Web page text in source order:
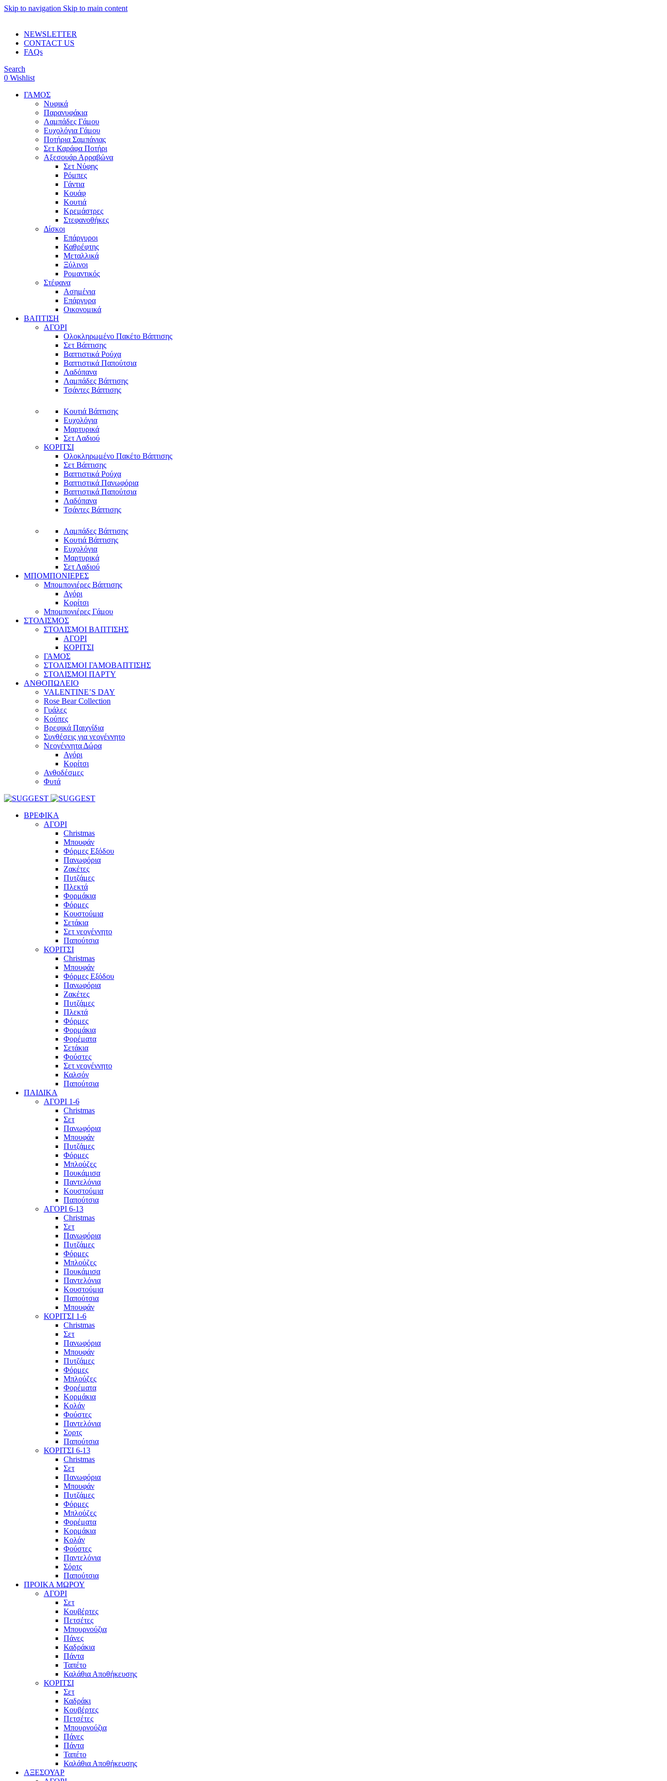
Skip to navigation Skip to main content
NEWSLETTER
CONTACT US
FAQs
Search
0 Wishlist
ΓΑΜΟΣ
Νυφικά
Παρανυφάκια
Λαμπάδες Γάμου
Ευχολόγια Γάμου
Ποτήρια Σαμπάνιας
Σετ Καράφα Ποτήρι
Αξεσουάρ Αρραβώνα
Σετ Νύφης
Ρόμπες
Γάντια
Κουάφ
Κουτιά
Κρεμάστρες
Στεφανοθήκες
Δίσκοι
Επάργυροι
Καθρέφτης
Μεταλλικά
Ξύλινοι
Ρομαντικός
Στέφανα
Ασημένια
Επάργυρα
Οικονομικά
ΒΑΠΤΙΣΗ
ΑΓΟΡΙ
Ολοκληρωμένο Πακέτο Βάπτισης
Σετ Βάπτισης
Βαπτιστικά Ρούχα
Βαπτιστικά Παπούτσια
Λαδόπανα
Λαμπάδες Βάπτισης
Τσάντες Βάπτισης
Κουτιά Βάπτισης
Ευχολόγια
Μαρτυρικά
Σετ Λαδιού
ΚΟΡΙΤΣΙ
Ολοκληρωμένο Πακέτο Βάπτισης
Σετ Βάπτισης
Βαπτιστικά Ρούχα
Βαπτιστικά Πανωφόρια
Βαπτιστικά Παπούτσια
Λαδόπανα
Τσάντες Βάπτισης
Λαμπάδες Βάπτισης
Κουτιά Βάπτισης
Ευχολόγια
Μαρτυρικά
Σετ Λαδιού
ΜΠΟΜΠΟΝΙΕΡΕΣ
Μπομπονιέρες Βάπτισης
Αγόρι
Κορίτσι
Μπομπονιέρες Γάμου
ΣΤΟΛΙΣΜΟΣ
ΣΤΟΛΙΣΜΟΙ ΒΑΠΤΙΣΗΣ
ΑΓΟΡΙ
ΚΟΡΙΤΣΙ
ΓΑΜΟΣ
ΣΤΟΛΙΣΜΟΙ ΓΑΜΟΒΑΠΤΙΣΗΣ
ΣΤΟΛΙΣΜΟΙ ΠΑΡΤΥ
ΑΝΘΟΠΩΛΕΙΟ
VALENTINE’S DAY
Rose Bear Collection
Γυάλες
Κούπες
Βρεφικά Παιχνίδια
Συνθέσεις για νεογέννητο
Νεογέννητα Δώρα
Αγόρι
Κορίτσι
Ανθοδέσμες
Φυτά
ΒΡΕΦΙΚΑ
ΑΓΟΡΙ
Christmas
Μπουφάν
Φόρμες Εξόδου
Πανωφόρια
Ζακέτες
Πυτζάμες
Πλεκτά
Φορμάκια
Φόρμες
Κουστούμια
Σετάκια
Σετ νεογέννητο
Παπούτσια
ΚΟΡΙΤΣΙ
Christmas
Μπουφάν
Φόρμες Εξόδου
Πανωφόρια
Ζακέτες
Πυτζάμες
Πλεκτά
Φόρμες
Φορμάκια
Φορέματα
Σετάκια
Φούστες
Σετ νεογέννητο
Καλσόν
Παπούτσια
ΠΑΙΔΙΚΑ
ΑΓΟΡΙ 1-6
Christmas
Σετ
Πανωφόρια
Μπουφάν
Πυτζάμες
Φόρμες
Μπλούζες
Πουκάμισα
Παντελόνια
Κουστούμια
Παπούτσια
ΑΓΟΡΙ 6-13
Christmas
Σετ
Πανωφόρια
Πυτζάμες
Φόρμες
Μπλούζες
Πουκάμισα
Παντελόνια
Κουστούμια
Παπούτσια
Μπουφάν
ΚΟΡΙΤΣΙ 1-6
Christmas
Σετ
Πανωφόρια
Μπουφάν
Πυτζάμες
Φόρμες
Μπλούζες
Φορέματα
Κορμάκια
Κολάν
Φούστες
Παντελόνια
Σορτς
Παπούτσια
ΚΟΡΙΤΣΙ 6-13
Christmas
Σετ
Πανωφόρια
Μπουφάν
Πυτζάμες
Φόρμες
Μπλούζες
Φορέματα
Κορμάκια
Κολάν
Φούστες
Παντελόνια
Σόρτς
Παπούτσια
ΠΡΟΙΚΑ ΜΩΡΟΥ
ΑΓΟΡΙ
Σετ
Κουβέρτες
Πετσέτες
Μπουρνούζια
Πάνες
Καδράκια
Πάντα
Ταπέτο
Καλάθια Αποθήκευσης
ΚΟΡΙΤΣΙ
Σετ
Καδράκι
Κουβέρτες
Πετσέτες
Μπουρνούζια
Πάνες
Πάντα
Ταπέτο
Καλάθια Αποθήκευσης
ΑΞΕΣΟΥΑΡ